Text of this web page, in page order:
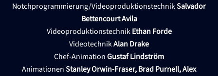
Notchprogrammierung/VideoproduktionstechnikSalvador
Bettencourt Avila
VideoproduktionstechnikEthan Forde
VideotechnikAlan Drake
Chef-AnimationGustaf Lindström
AnimationenStanley Orwin-Fraser, Brad Purnell, Alex